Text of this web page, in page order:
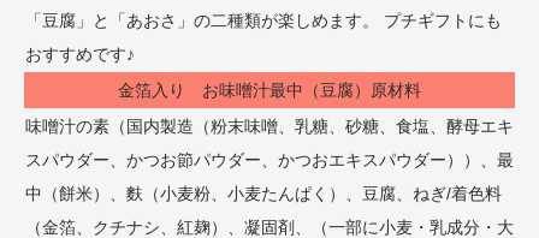
「豆腐」と「あおさ」の二種類が楽しめます。 プチギフトにも
おすすめです♪
金箔入り お味噌汁最中（豆腐）原材料
味噌汁の素（国内製造（粉末味噌、乳糖、砂糖、食塩、酵母エキ
スパウダー、かつお節パウダー、かつおエキスパウダー））、最
中（餅米）、麩（小麦粉、小麦たんぱく）、豆腐、ねぎ/着色料
（金箔、クチナシ、紅麹）、凝固剤、（一部に小麦・乳成分・大